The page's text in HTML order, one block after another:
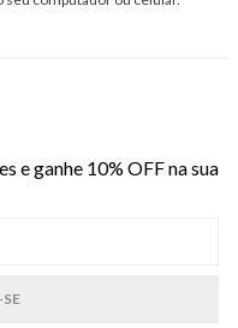
e ganhe 10% OFF na sua